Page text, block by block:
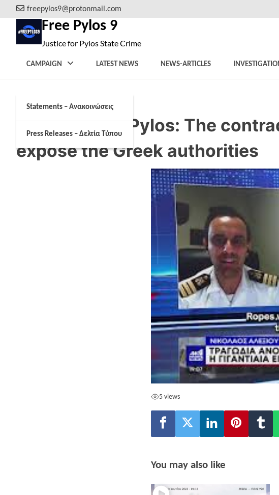
to
content
freepylos9@protonmail.com
Free Pylos 9
Justice for Pylos State Crime
CAMPAIGN
Statements – Ανακοινώσεις
Press Releases – Δελτία Τύπου
LATEST NEWS NEWS-ARTICLES
Shipwreck in Pylos: The
expose the Greek authorities
5 views
You may also like